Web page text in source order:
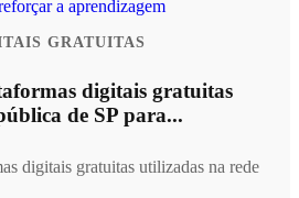
GRATUITAS
digitais gratuitas
de SP para...
digitais gratuitas utilizadas na rede